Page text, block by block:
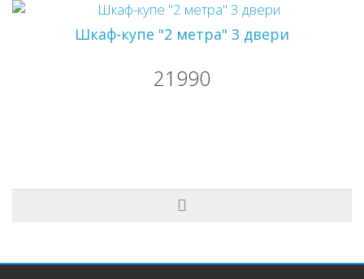
Шкаф-купе "2 метра" 3 двери
21990